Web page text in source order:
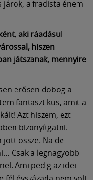
a fradista énem
aki ráadásul
hiszen
játszanak, mennyire
erősen dobog a
fantasztikus, amit a
Azt hiszem, ezt
bizonyítgatni.
jött össze. Na de
Csak a legnagyobb
Ami pedig az idei